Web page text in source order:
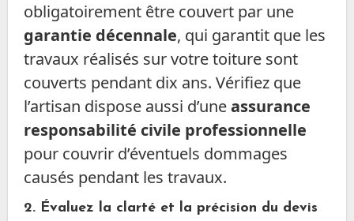
obligatoirement être couvert par une
garantie décennale, qui garantit que les
travaux réalisés sur votre toiture sont
couverts pendant dix ans. Vérifiez que
l’artisan dispose aussi d’uneassurance
responsabilité civile professionnelle
pour couvrir d’éventuels dommages
causés pendant les travaux.
2. Évaluez la clarté et la précision du devis